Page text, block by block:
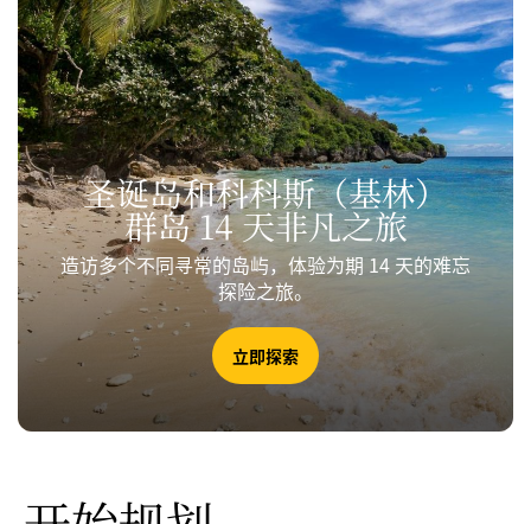
圣诞岛和科科斯（基林）
群岛 14 天非凡之旅
造访多个不同寻常的岛屿，体验为期 14 天的难忘
探险之旅。
立即探索